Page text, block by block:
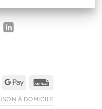
Google
À DOMICILE